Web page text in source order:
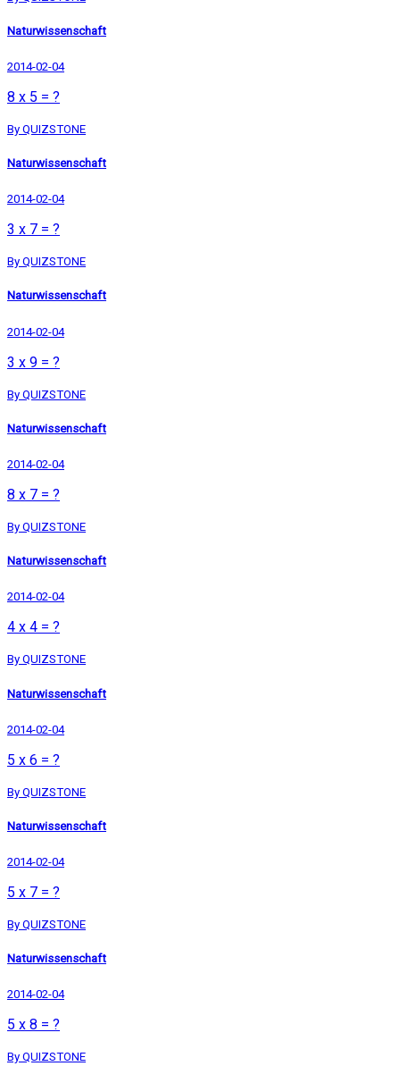
Naturwissenschaft
2014-02-04
8 x 5 = ?
By QUIZSTONE
Naturwissenschaft
2014-02-04
3 x 7 = ?
By QUIZSTONE
Naturwissenschaft
2014-02-04
3 x 9 = ?
By QUIZSTONE
Naturwissenschaft
2014-02-04
8 x 7 = ?
By QUIZSTONE
Naturwissenschaft
2014-02-04
4 x 4 = ?
By QUIZSTONE
Naturwissenschaft
2014-02-04
5 x 6 = ?
By QUIZSTONE
Naturwissenschaft
2014-02-04
5 x 7 = ?
By QUIZSTONE
Naturwissenschaft
2014-02-04
5 x 8 = ?
By QUIZSTONE